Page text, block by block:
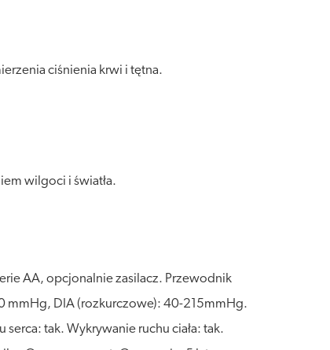
ciśnienia krwi i tętna.
wilgoci i światła.
AA, opcjonalnie zasilacz. Przewodnik
mmHg, DIA (rozkurczowe): 40-215mmHg.
tak. Wykrywanie ruchu ciała: tak.